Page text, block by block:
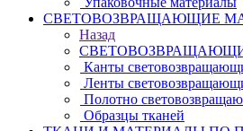
СВЕТОВОЗВРАЩАЮЩИЕ
Назад
Канты
Ленты
Полотно
Образцы тканей